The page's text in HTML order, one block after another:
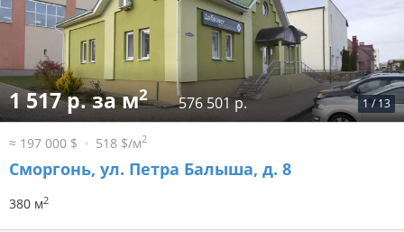
1 / 13
1 517 р. за м2 576 501 р.
≈ 197 000 $ 518 $/м2
Сморгонь, ул. Петра Балыша, д. 8
380 м2